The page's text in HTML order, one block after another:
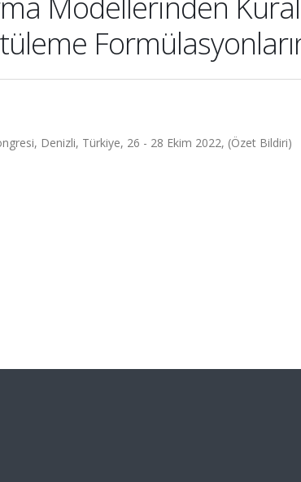
Denizli, Türkiye, 26 - 28 Ekim 2022, (Özet Bildiri)